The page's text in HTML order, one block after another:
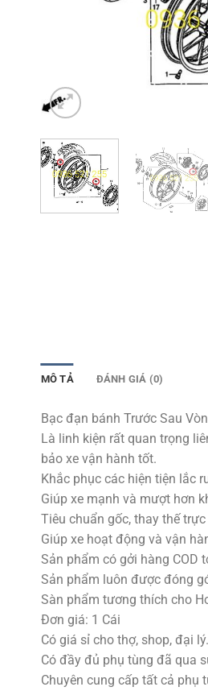
MÔ TẢ ĐÁNH GIÁ (0)
Bạc đạn bánh Trước Sau
Là linh kiện rất quan trọng
bảo xe vận hành tốt.
Khắc phục các hiện tiện lắc
Giúp xe mạnh và mượt hơn
Tiêu chuẩn gốc, thay thế
Giúp xe hoạt động và vận
Sản phẩm có gởi hàng COD
Sản phẩm luôn được đóng
Sàn phẩm tương thích cho
Đơn giá: 1 Cái
Có giá sỉ cho thợ, shop, đại
Có đầy đủ phụ tùng đã qua
Chuyên cung cấp tất cả phụ